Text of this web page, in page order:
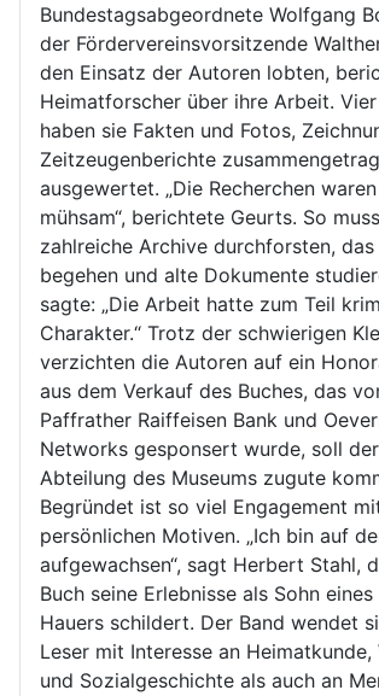
Bundestagsabgeordnete Wolfgang
der Fördervereinsvorsitzende
den Einsatz der Autoren lobten,
Heimatforscher über ihre Arbeit.
haben sie Fakten und Fotos,
Zeitzeugenberichte
ausgewertet. „Die Recherchen
mühsam“, berichtete Geurts. So
zahlreiche Archive durchforsten, das
begehen und alte Dokumente
sagte: „Die Arbeit hatte zum Teil
Charakter.“ Trotz der schwierigen
verzichten die Autoren auf ein
aus dem Verkauf des Buches, das
Paffrather Raiffeisen Bank und
Networks gesponsert wurde, soll
Abteilung des Museums zugute
Begründet ist so viel Engagement
persönlichen Motiven. „Ich bin auf
aufgewachsen“, sagt Herbert Stahl,
Buch seine Erlebnisse als Sohn
Hauers schildert. Der Band wendet
Leser mit Interesse an
und Sozialgeschichte als auch an